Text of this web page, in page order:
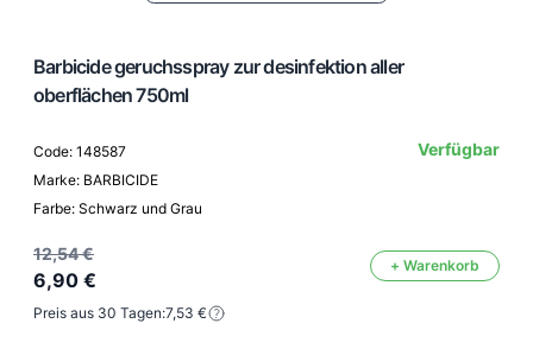
Barbicide geruchsspray zur desinfektion aller
oberflächen 750ml
Code: 148587
Marke: BARBICIDE
Farbe: Schwarz und Grau
Verfügbar
12,54 €
6,90 €
+ Warenkorb
Preis aus 30 Tagen:7,53 €